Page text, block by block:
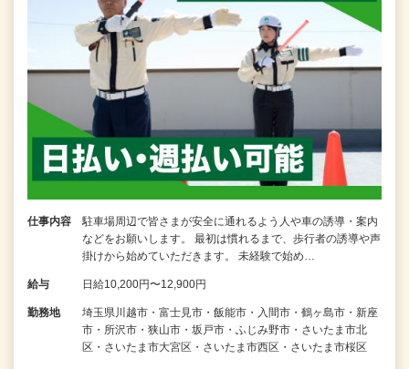
仕事内容
駐車場周辺で皆さまが安全に通れるよう人や車の誘導・案内
などをお願いします。 最初は慣れるまで、歩行者の誘導や声
掛けから始めていただきます。 未経験で始め…
給与 日給10,200円〜12,900円
勤務地
埼玉県川越市・富士見市・飯能市・入間市・鶴ヶ島市・新座
市・所沢市・狭山市・坂戸市・ふじみ野市・さいたま市北
区・さいたま市大宮区・さいたま市西区・さいたま市桜区